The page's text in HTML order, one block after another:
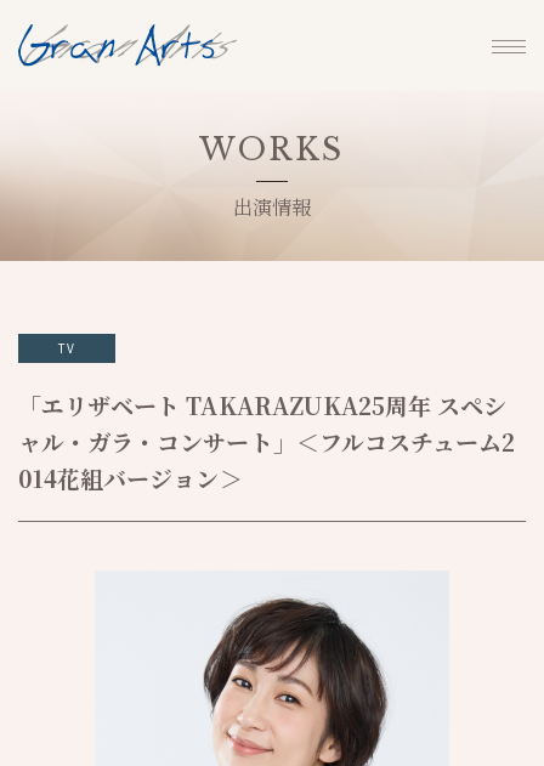
WORKS
出演情報
TV
「エリザベート TAKARAZUKA25周年 スペシ
ャル・ガラ・コンサート」＜フルコスチューム2
014花組バージョン＞